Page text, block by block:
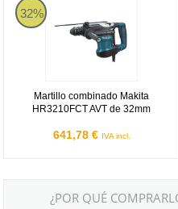
32%
Martillo combinado Makita
HR3210FCT AVT de 32mm
641,78 € IVA incl.
¿POR QUÉ